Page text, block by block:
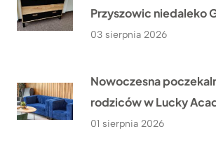
Przyszowic niedaleko
03 sierpnia 2026
Nowoczesna
rodziców w Lucky
01 sierpnia 2026